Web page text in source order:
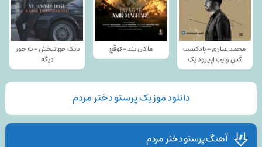
محمد عیاری - پادکست
کَس وایب اپیزود یک
ماکان بند - توقع
بابک جهانبخش - یه جور
دیگه
دانلود موزیک پرستو دختر مردم
آهنگ پرستو دختر مردم